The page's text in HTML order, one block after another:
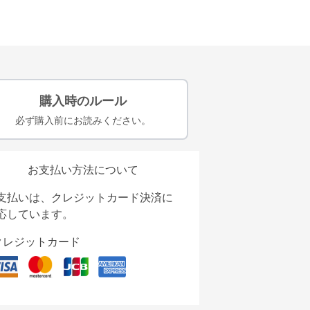
購入時のルール
必ず購入前にお読みください。
お支払い方法について
払いは、クレジットカード決済に
しています。
レジットカード